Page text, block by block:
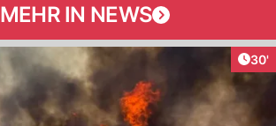
MEHR IN NEWS
30'